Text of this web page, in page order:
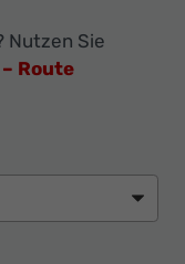
Nutzen Sie
Route